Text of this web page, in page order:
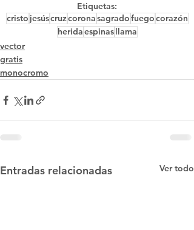
Etiquetas:
cristo jesúscruzcoronasagradofuegocorazón
heridaespinasllama
vector
gratis
monocromo
Entradas relacionadas Ver todo